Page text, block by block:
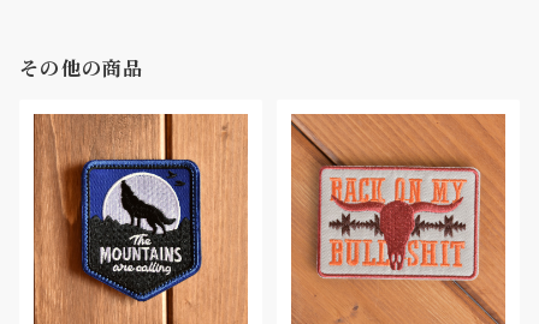
その他の商品